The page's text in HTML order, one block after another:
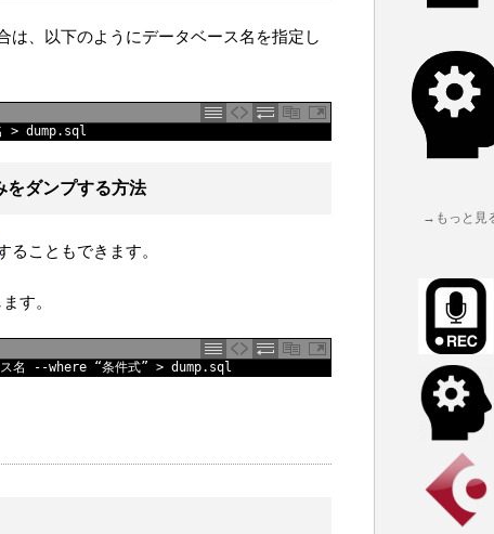
は、以下のようにデータベース名を指定し
> dump. sql
をダンプする方法
ることもできます。
す。
名 --where “条件式” > dump. sql
→もっと見